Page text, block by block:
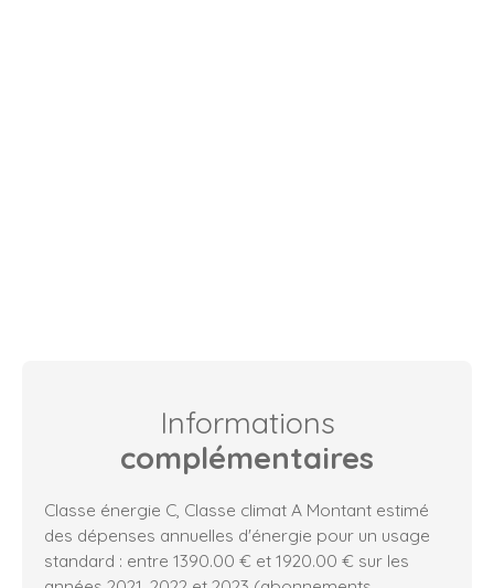
Informations
complémentaires
Classe énergie C, Classe climat A Montant estimé
des dépenses annuelles d'énergie pour un usage
standard : entre 1390.00 € et 1920.00 € sur les